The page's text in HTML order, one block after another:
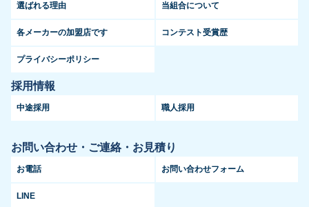
選ばれる理由 当組合について
各メーカーの加盟店です コンテスト受賞歴
プライバシーポリシー
採用情報
中途採用 職人採用
お問い合わせ・ご連絡・お見積り
お電話 お問い合わせフォーム
LINE